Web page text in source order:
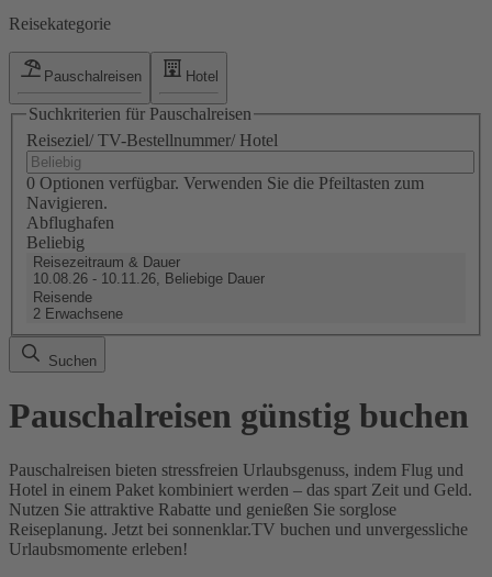
Reisekategorie
Pauschalreisen Hotel
Suchkriterien für Pauschalreisen
Reiseziel/ TV-Bestellnummer/ Hotel
0 Optionen verfügbar. Verwenden Sie die Pfeiltasten zum
Navigieren.
Abflughafen
Beliebig
Reisezeitraum & Dauer
10.08.26 - 10.11.26, Beliebige Dauer
Reisende
2 Erwachsene
Suchen
Pauschalreisen günstig buchen
Pauschalreisen bieten stressfreien Urlaubsgenuss, indem Flug und
Hotel in einem Paket kombiniert werden – das spart Zeit und Geld.
Nutzen Sie attraktive Rabatte und genießen Sie sorglose
Reiseplanung. Jetzt bei sonnenklar.TV buchen und unvergessliche
Urlaubsmomente erleben!